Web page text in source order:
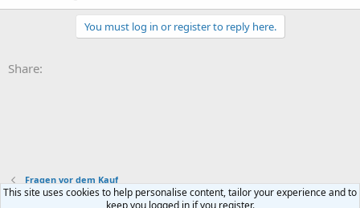
You must log in or register to reply here.
Share:
Fragen vor dem Kauf
This site uses cookies to help personalise content, tailor your experience and to
keep you logged in if you register.